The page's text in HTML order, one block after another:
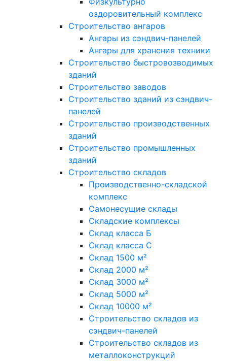
оздоровительный комплекс
Строительство ангаров
Ангары из сэндвич-панелей
Ангары для хранения техники
Строительство быстровозводимых
зданий
Строительство заводов
Строительство зданий из сэндвич-
панелей
Строительство производственных
зданий
Строительство промышленных
зданий
Строительство складов
Производственно-складской
комплекс
Самонесущие склады
Складские комплексы
Склад класса Б
Склад класса С
Склад 1500 м²
Склад 2000 м²
Склад 3000 м²
Склад 5000 м²
Склад 10000 м²
Строительство складов из
сэндвич-панелей
Строительство складов из
металлоконструкций